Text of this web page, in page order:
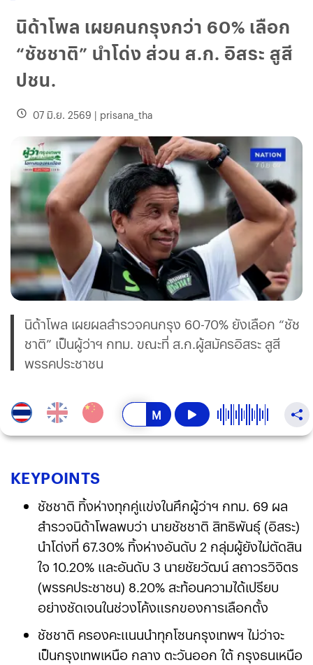
นิด้าโพล เผยคนกรุงกว่า 60% เลือก
“ชัชชาติ” นำโด่ง ส่วน ส.ก. อิสระ สูสี
ปชน.
07 มิ.ย. 2569 | prisana_tha
นิด้าโพล เผยผลสำรวจคนกรุง 60-70% ยังเลือก “ชัช
ชาติ” เป็นผู้ว่าฯ กทม. ขณะที่ ส.ก.ผู้สมัครอิสระ สูสี
พรรคประชาชน
KEYPOINTS
ชัชชาติ ทิ้งห่างทุกคู่แข่งในศึกผู้ว่าฯ กทม. 69 ผล
สำรวจนิด้าโพลพบว่า นายชัชชาติ สิทธิพันธุ์ (อิสระ)
นำโด่งที่ 67.30% ทิ้งห่างอันดับ 2 กลุ่มผู้ยังไม่ตัดสิน
ใจ 10.20% และอันดับ 3 นายชัยวัฒน์ สถาวรวิจิตร
(พรรคประชาชน) 8.20% สะท้อนความได้เปรียบ
อย่างชัดเจนในช่วงโค้งแรกของการเลือกตั้ง
ชัชชาติ ครองคะแนนนำทุกโซนกรุงเทพฯ ไม่ว่าจะ
เป็นกรุงเทพเหนือ กลาง ตะวันออก ใต้ กรุงธนเหนือ